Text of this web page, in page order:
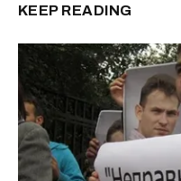
KEEP READING